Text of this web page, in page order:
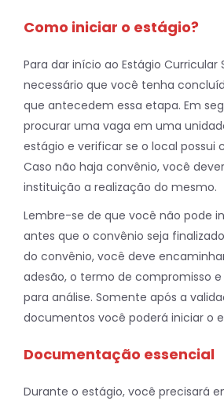
Como iniciar o estágio?
Para dar início ao Estágio Curricular
necessário que você tenha
que antecedem essa etapa. Em
procurar uma vaga em uma
estágio e verificar se o local possui
Caso não haja convênio, você
instituição a realização do mesmo.
Lembre-se de que você não pode
antes que o convênio seja
do convênio, você deve
adesão, o termo de compromisso
para análise. Somente após a
documentos você poderá iniciar o
Documentação essencial
Durante o estágio, você precisará